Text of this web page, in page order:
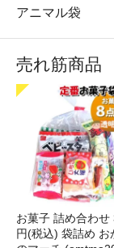
アニマル袋
売れ筋商品
お菓子 詰め合わせ
円(税込) 袋詰め お